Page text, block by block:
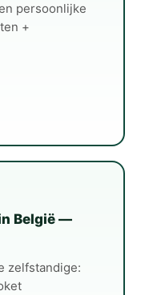
persoonlijke
+
België —
zelfstandige: